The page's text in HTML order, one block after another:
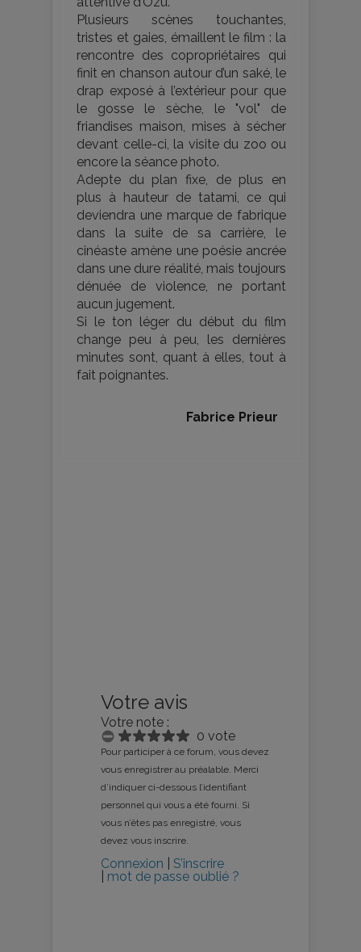
Plusieurs scènes touchantes,
tristes et gaies, émaillent le film : la
rencontre des copropriétaires qui
finit en chanson autour d’un saké, le
drap exposé à l’extérieur pour que
le gosse le sèche, le "vol" de
friandises maison, mises à sécher
devant celle-ci, la visite du zoo ou
encore la séance photo.
Adepte du plan fixe, de plus en
plus à hauteur de tatami, ce qui
deviendra une marque de fabrique
dans la suite de sa carrière, le
cinéaste amène une poésie ancrée
dans une dure réalité, mais toujours
dénuée de violence, ne portant
aucun jugement.
Si le ton léger du début du film
change peu à peu, les dernières
minutes sont, quant à elles, tout à
fait poignantes.
Fabrice Prieur
Votre avis
Votre note :
0 vote
Pour participer à ce forum, vous devez
vous enregistrer au préalable. Merci
d’indiquer ci-dessous l’identifiant
personnel qui vous a été fourni. Si
vous n’êtes pas enregistré, vous
devez vous inscrire.
Connexion
S’inscrire
mot de passe oublié ?